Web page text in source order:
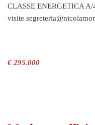
CLASSE ENERGETICA
visite
€ 295.000